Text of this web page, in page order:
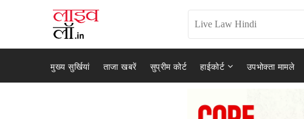
मुख्य सुर्खियां ताजा खबरें सुप्रीम कोर्ट हाईकोर्ट उपभोक्ता मामले